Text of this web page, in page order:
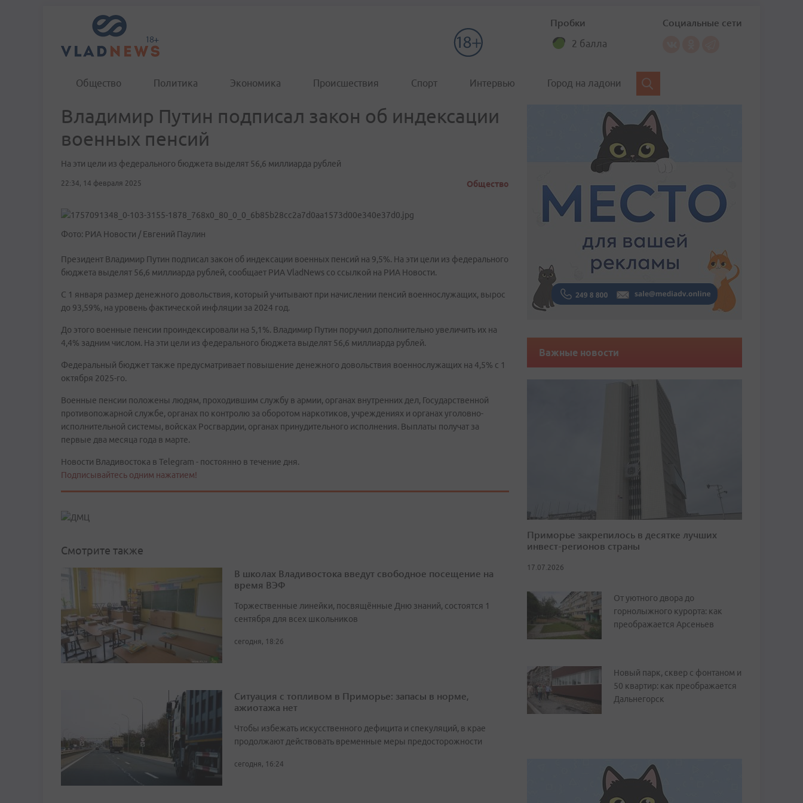
Пробки
2 балла
Социальные сети
Общество Политика Экономика Происшествия Спорт Интервью Город на ладони
Владимир Путин подписал закон об индексации
военных пенсий
На эти цели из федерального бюджета выделят 56,6 миллиарда рублей
22:34, 14 февраля 2025 Общество
Фото: РИА Новости / Евгений Паулин
Президент Владимир Путин подписал закон об индексации военных пенсий на 9,5%. На эти цели из федерального
бюджета выделят 56,6 миллиарда рублей, сообщает РИА VladNews со ссылкой на РИА Новости.
С 1 января размер денежного довольствия, который учитывают при начислении пенсий военнослужащих, вырос
до 93,59%, на уровень фактической инфляции за 2024 год.
До этого военные пенсии проиндексировали на 5,1%. Владимир Путин поручил дополнительно увеличить их на
4,4% задним числом. На эти цели из федерального бюджета выделят 56,6 миллиарда рублей.
Федеральный бюджет также предусматривает повышение денежного довольствия военнослужащих на 4,5% с 1
октября 2025-го.
Военные пенсии положены людям, проходившим службу в армии, органах внутренних дел, Государственной
противопожарной службе, органах по контролю за оборотом наркотиков, учреждениях и органах уголовно-
исполнительной системы, войсках Росгвардии, органах принудительного исполнения. Выплаты получат за
первые два месяца года в марте.
Новости Владивостока в Telegram - постоянно в течение дня.
Подписывайтесь одним нажатием!
Смотрите также
В школах Владивостока введут свободное посещение на
время ВЭФ
Торжественные линейки, посвящённые Дню знаний, состоятся 1
сентября для всех школьников
сегодня, 18:26
Ситуация с топливом в Приморье: запасы в норме,
ажиотажа нет
Чтобы избежать искусственного дефицита и спекуляций, в крае
продолжают действовать временные меры предосторожности
сегодня, 16:24
Важные новости
Приморье закрепилось в десятке лучших
инвест-регионов страны
17.07.2026
От уютного двора до
горнолыжного курорта: как
преображается Арсеньев
Новый парк, сквер с фонтаном и
50 квартир: как преображается
Дальнегорск